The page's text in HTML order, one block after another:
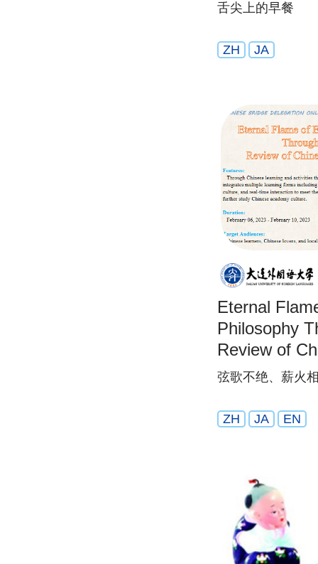
舌尖上的早餐
ZH JA
Eternal
Philosophy
Review of
Culture
弦歌不绝、薪火
ZH JA EN